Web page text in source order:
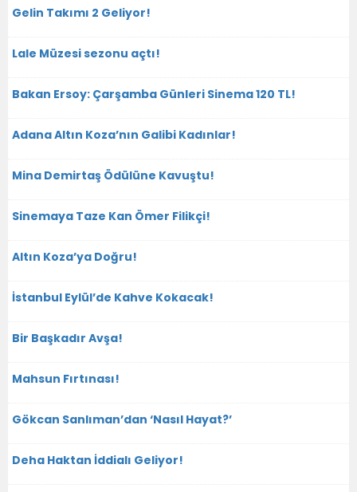
Gelin Takımı 2 Geliyor!
Lale Müzesi sezonu açtı!
Bakan Ersoy: Çarşamba Günleri Sinema 120 TL!
Adana Altın Koza’nın Galibi Kadınlar!
Mina Demirtaş Ödülüne Kavuştu!
Sinemaya Taze Kan Ömer Filikçi!
Altın Koza’ya Doğru!
İstanbul Eylül’de Kahve Kokacak!
Bir Başkadır Avşa!
Mahsun Fırtınası!
Gökcan Sanlıman’dan ‘Nasıl Hayat?’
Deha Haktan İddialı Geliyor!